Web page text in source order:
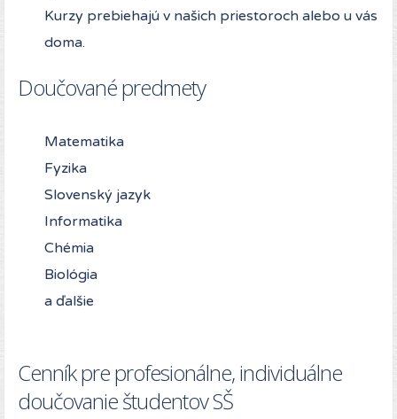
Kurzy prebiehajú v našich priestoroch alebo u vás
doma.
Doučované predmety
Matematika
Fyzika
Slovenský jazyk
Informatika
Chémia
Biológia
a ďalšie
Cenník pre profesionálne, individuálne
doučovanie študentov SŠ